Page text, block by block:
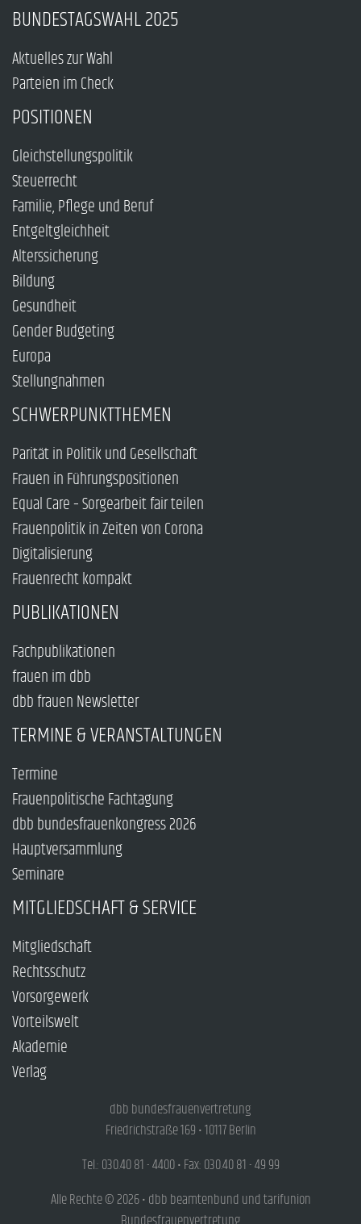
BUNDESTAGSWAHL 2025
Aktuelles zur Wahl
Parteien im Check
POSITIONEN
Gleichstellungspolitik
Steuerrecht
Familie, Pflege und Beruf
Entgeltgleichheit
Alterssicherung
Bildung
Gesundheit
Gender Budgeting
Europa
Stellungnahmen
SCHWERPUNKTTHEMEN
Parität in Politik und Gesellschaft
Frauen in Führungspositionen
Equal Care – Sorgearbeit fair teilen
Frauenpolitik in Zeiten von Corona
Digitalisierung
Frauenrecht kompakt
PUBLIKATIONEN
Fachpublikationen
frauen im dbb
dbb frauen Newsletter
TERMINE & VERANSTALTUNGEN
Termine
Frauenpolitische Fachtagung
dbb bundesfrauenkongress 2026
Hauptversammlung
Seminare
MITGLIEDSCHAFT & SERVICE
Mitgliedschaft
Rechtsschutz
Vorsorgewerk
Vorteilswelt
Akademie
Verlag
dbb bundesfrauenvertretung
Friedrichstraße 169 • 10117 Berlin
Tel.: 030.40 81 - 4400 • Fax: 030.40 81 - 49 99
Alle Rechte © 2026 • dbb beamtenbund und tarifunion